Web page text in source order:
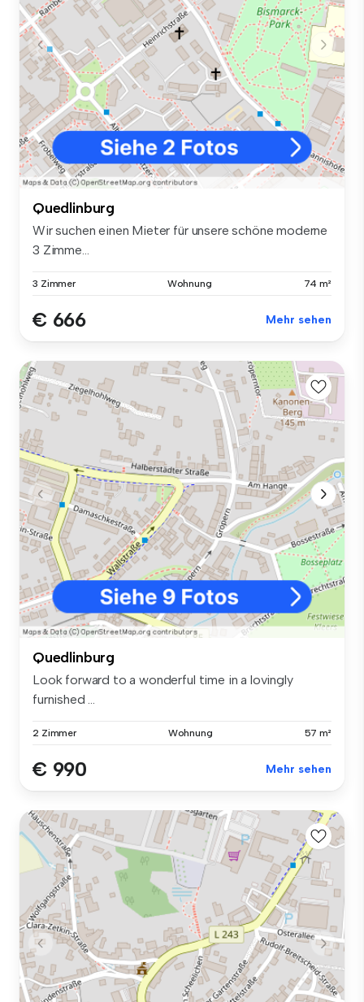
Quedlinburg
Wir suchen einen Mieter für unsere schöne moderne
3 Zimme...
3 Zimmer Wohnung 74 m²
€ 666 Mehr sehen
Quedlinburg
Look forward to a wonderful time in a lovingly
furnished ...
2 Zimmer Wohnung 57 m²
€ 990 Mehr sehen